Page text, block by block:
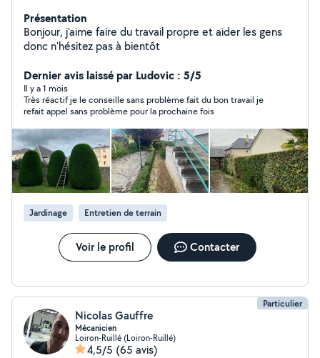
Présentation
Bonjour, j'aime faire du travail propre et aider les gens
donc n'hésitez pas à bientôt
Dernier avis laissé par Ludovic : 5/5
Il y a 1 mois
Très réactif je le conseille sans problème fait du bon travail je
refait appel sans problème pour la prochaine fois
Jardinage Entretien de terrain
Voir le profil Contacter
Particulier
Nicolas Gauffre
Mécanicien
Loiron-Ruillé (Loiron-Ruillé)
4,5/5 (65 avis)